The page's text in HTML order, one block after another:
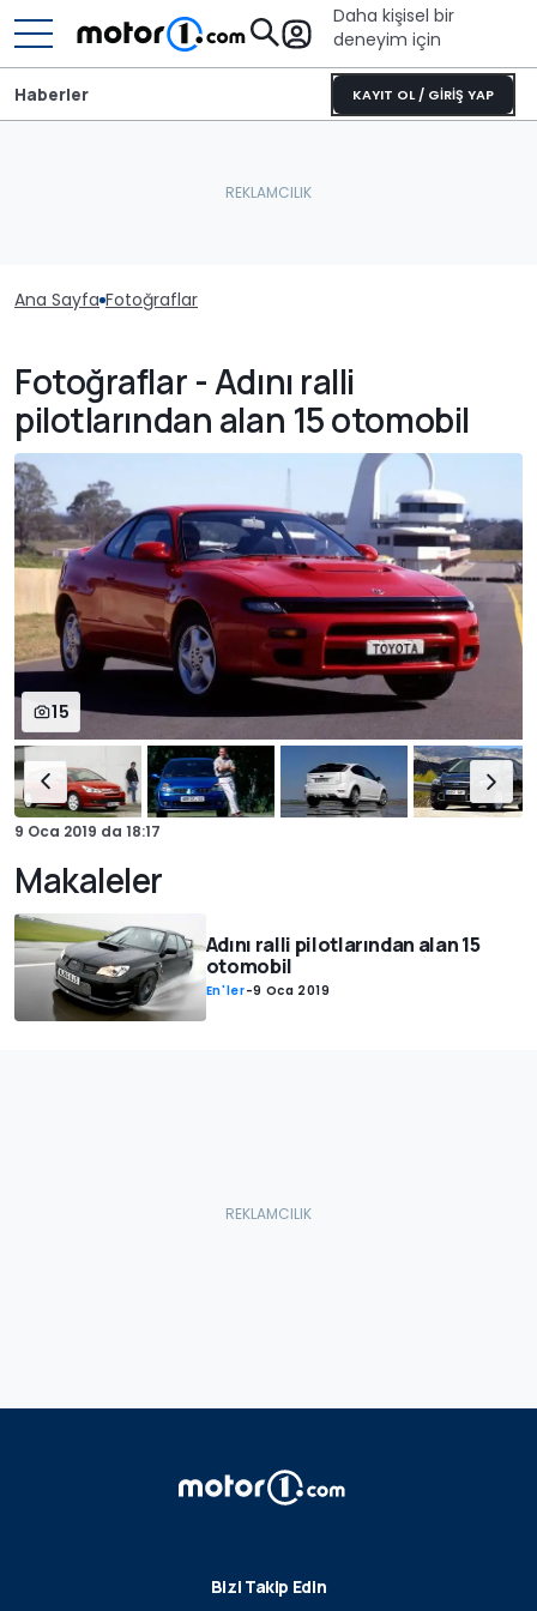
Daha kişisel bir
deneyim için
KAYIT OL / GİRİŞ YAP
Haberler
Ana Sayfa Fotoğraflar
Fotoğraflar - Adını ralli
pilotlarından alan 15 otomobil
15
9 Oca 2019 da 18:17
Makaleler
Adını ralli pilotlarından alan 15
otomobil
En'ler-9 Oca 2019
Bizi Takip Edin